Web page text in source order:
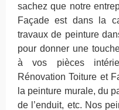
sachez que notre
Façade est dans la
travaux de peinture
pour donner une
à vos pièces
Rénovation Toiture et
la peinture murale, du
de l’enduit, etc. Nos